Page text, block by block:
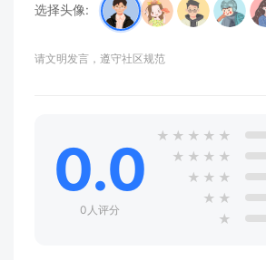
选择头像:
请文明发言，遵守社区规范
0.0
0人评分
★ ★ ★ ★ ★
★ ★ ★ ★
★ ★ ★
★ ★
★